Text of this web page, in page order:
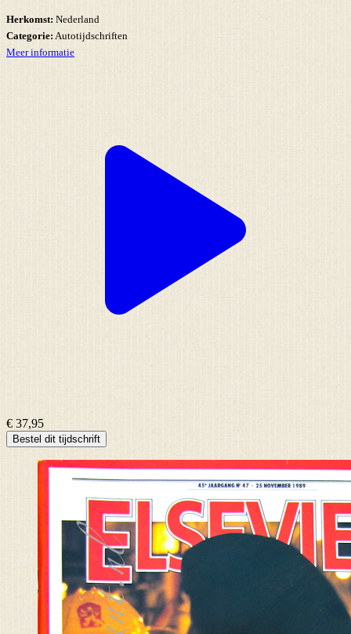
Herkomst: Nederland
Categorie: Autotijdschriften
Meer informatie
€ 37,95
Bestel dit tijdschrift